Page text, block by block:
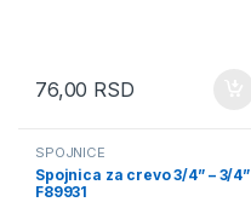
76,00 RSD
SPOJNICE
Spojnica za crevo 3/4” – 3/4”
F89931